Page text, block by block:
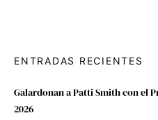
ENTRADAS RECIENTES
Galardonan a Patti Smith con el
2026